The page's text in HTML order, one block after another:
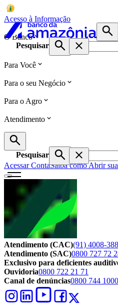
Acesso à Informação
O Banco
Pesquisar
Para Você
Para o seu Negócio
Para o Agro
Atendimento
Pesquisar
Acessar ContaSaiba como Abrir
Atendimento (CAC)(91) 4008-
Atendimento (SAC)0800 727 72
Exclusivo para deficientes
Ouvidoria0800 722 21 71
Canal de denúncias0800 744 1000